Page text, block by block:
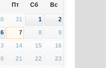
Пт Сб Вс
31 1
2
6 7 8
9
14 15
16
21 22
23